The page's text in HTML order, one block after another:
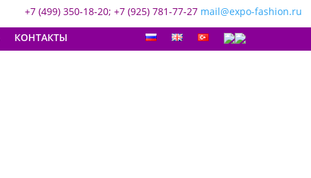
+7 (499) 350-18-20; +7 (925) 781-77-27 mail@expo-fashion.ru
КОНТАКТЫ